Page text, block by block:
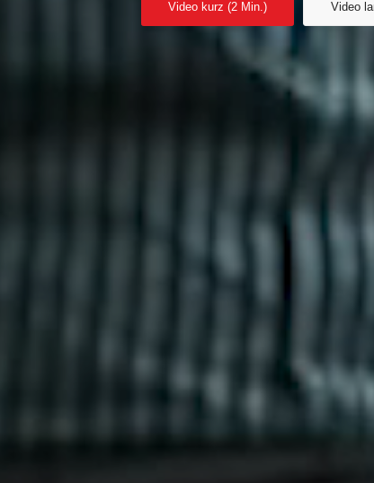
Video kurz (2 Min.) Video